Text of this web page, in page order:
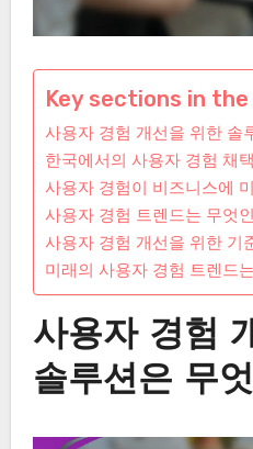
Key sections in
사용자 경험 개선을 위한 솔
한국에서의 사용자 경험 채
사용자 경험이 비즈니스에
사용자 경험 트렌드는 무엇
사용자 경험 개선을 위한 기
미래의 사용자 경험 트렌드
사용자 경험
솔루션은 무